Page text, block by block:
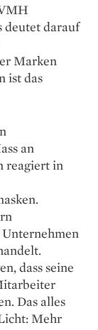
deutet darauf
Marken
ist das
an
reagiert in
dass seine
Das alles
Mehr